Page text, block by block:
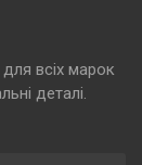
для всіх марок
деталі.